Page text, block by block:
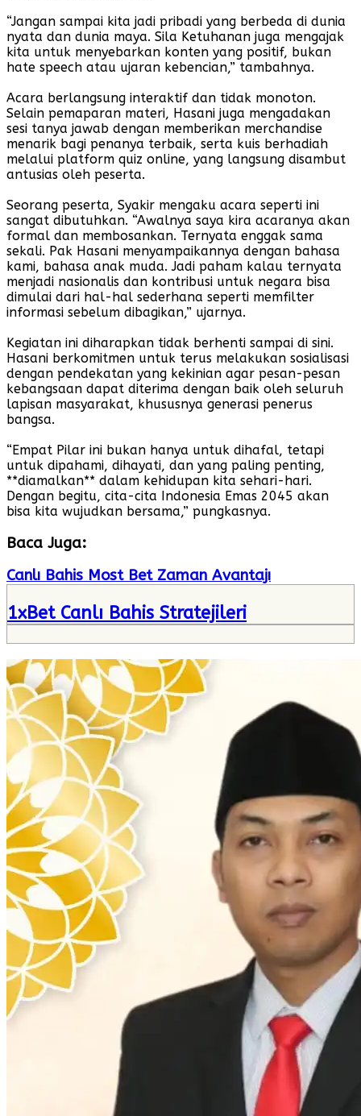
“Jangan sampai kita jadi pribadi yang berbeda di dunia
nyata dan dunia maya. Sila Ketuhanan juga mengajak
kita untuk menyebarkan konten yang positif, bukan
hate speech atau ujaran kebencian,” tambahnya.
Acara berlangsung interaktif dan tidak monoton.
Selain pemaparan materi, Hasani juga mengadakan
sesi tanya jawab dengan memberikan merchandise
menarik bagi penanya terbaik, serta kuis berhadiah
melalui platform quiz online, yang langsung disambut
antusias oleh peserta.
Seorang peserta, Syakir mengaku acara seperti ini
sangat dibutuhkan. “Awalnya saya kira acaranya akan
formal dan membosankan. Ternyata enggak sama
sekali. Pak Hasani menyampaikannya dengan bahasa
kami, bahasa anak muda. Jadi paham kalau ternyata
menjadi nasionalis dan kontribusi untuk negara bisa
dimulai dari hal-hal sederhana seperti memfilter
informasi sebelum dibagikan,” ujarnya.
Kegiatan ini diharapkan tidak berhenti sampai di sini.
Hasani berkomitmen untuk terus melakukan sosialisasi
dengan pendekatan yang kekinian agar pesan-pesan
kebangsaan dapat diterima dengan baik oleh seluruh
lapisan masyarakat, khususnya generasi penerus
bangsa.
“Empat Pilar ini bukan hanya untuk dihafal, tetapi
untuk dipahami, dihayati, dan yang paling penting,
**diamalkan** dalam kehidupan kita sehari-hari.
Dengan begitu, cita-cita Indonesia Emas 2045 akan
bisa kita wujudkan bersama,” pungkasnya.
Baca Juga:
Canlı Bahis Most Bet Zaman Avantajı
1xBet Canlı Bahis Stratejileri